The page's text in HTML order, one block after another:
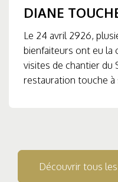
DIANE
Le 24 avril 2926,
bienfaiteurs ont eu la
visites de chantier du
restauration touche à
Découvrir tous